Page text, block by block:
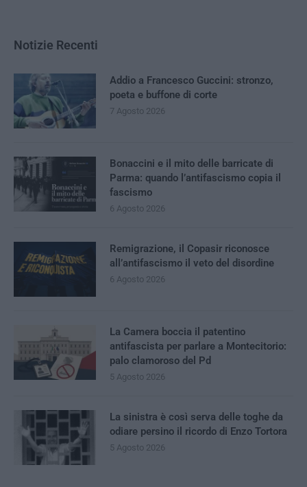
Notizie Recenti
Addio a Francesco Guccini: stronzo,
poeta e buffone di corte
7 Agosto 2026
Bonaccini e il mito delle barricate di
Parma: quando l’antifascismo copia il
fascismo
6 Agosto 2026
Remigrazione, il Copasir riconosce
all’antifascismo il veto del disordine
6 Agosto 2026
La Camera boccia il patentino
antifascista per parlare a Montecitorio:
palo clamoroso del Pd
5 Agosto 2026
La sinistra è così serva delle toghe da
odiare persino il ricordo di Enzo Tortora
5 Agosto 2026